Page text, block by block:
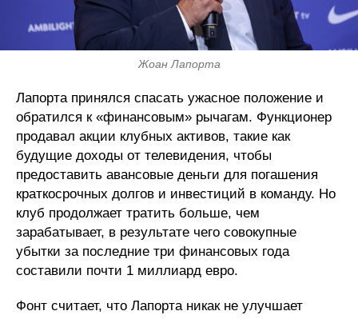
Жоан Лапорта
Лапорта принялся спасать ужасное положение и
обратился к «финансовым» рычагам. Функционер
продавал акции клубных активов, такие как
будущие доходы от телевидения, чтобы
предоставить авансовые деньги для погашения
краткосрочных долгов и инвестиций в команду. Но
клуб продолжает тратить больше, чем
зарабатывает, в результате чего совокупные
убытки за последние три финансовых года
составили почти 1 миллиард евро.
Фонт считает, что Лапорта никак не улучшает